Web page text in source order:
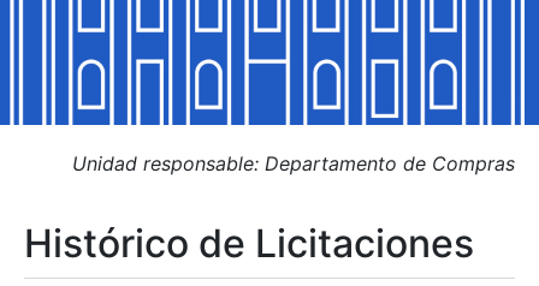
Mostrar/Ocultar
Mostrar/Ocultar
Mostrar/Ocultar
Mostrar/Ocultar
Unidad responsable: Departamento de Compras
Histórico de Licitaciones